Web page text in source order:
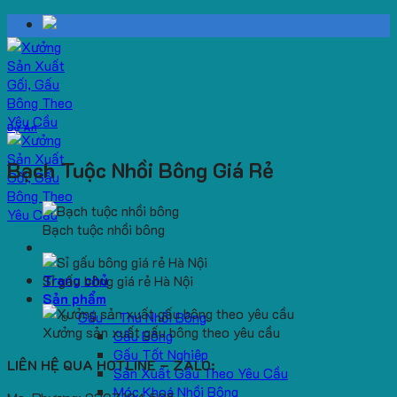
Skip
to
content
Trang chủ
Sản phẩm
Gấu – Thú Nhồi Bông
Gấu Bông
Gấu Tốt Nghiệp
Sản Xuất Gấu Theo Yêu Cầu
Móc Khoá Nhồi Bông
Dự Án
Bạch Tuộc Nhồi Bông Giá Rẻ
Bạch tuộc nhồi bông
Sỉ gấu bông giá rẻ Hà Nội
Xưởng sản xuất gấu bông theo yêu cầu
LIÊN HỆ QUA HOTLINE – ZALO: